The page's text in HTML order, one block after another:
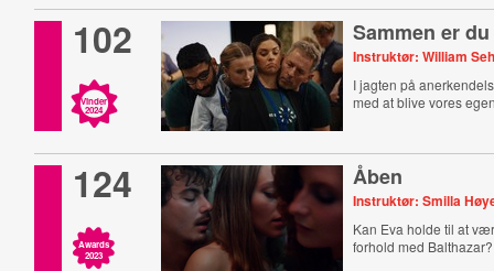
102
Vinder
2024
Sammen er
Instruktør: William
I jagten på
med at blive vores
124
Awards
2023
Åben
Instruktør: Smilla
Kan Eva holde til at
forhold med Balthazar?